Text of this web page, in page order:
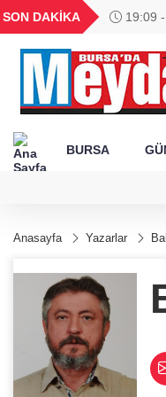
SON DAKİKA 19:09
GEL
18,1964
BURSA
Anasayfa Yazarlar